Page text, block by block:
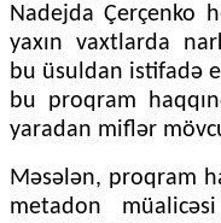
Nadejda Çerçenko
yaxın vaxtlarda
bu üsuldan istifadə
bu proqram
yaradan miflər
Məsələn, proqram
metadon